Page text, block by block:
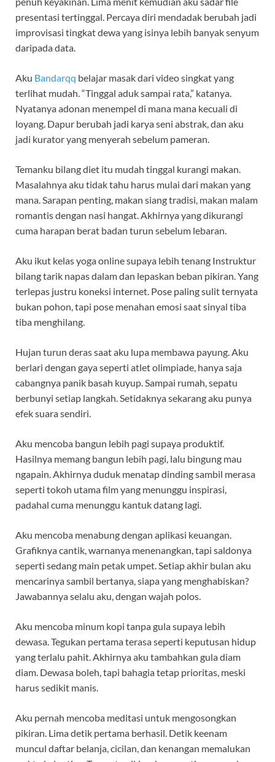
presentasi tertinggal. Percaya diri mendadak berubah jadi
improvisasi tingkat dewa yang isinya lebih banyak senyum
daripada data.
Aku Bandarqq belajar masak dari video singkat yang
terlihat mudah. “Tinggal aduk sampai rata,” katanya.
Nyatanya adonan menempel di mana mana kecuali di
loyang. Dapur berubah jadi karya seni abstrak, dan aku
jadi kurator yang menyerah sebelum pameran.
Temanku bilang diet itu mudah tinggal kurangi makan.
Masalahnya aku tidak tahu harus mulai dari makan yang
mana. Sarapan penting, makan siang tradisi, makan malam
romantis dengan nasi hangat. Akhirnya yang dikurangi
cuma harapan berat badan turun sebelum lebaran.
Aku ikut kelas yoga online supaya lebih tenang Instruktur
bilang tarik napas dalam dan lepaskan beban pikiran. Yang
terlepas justru koneksi internet. Pose paling sulit ternyata
bukan pohon, tapi pose menahan emosi saat sinyal tiba
tiba menghilang.
Hujan turun deras saat aku lupa membawa payung. Aku
berlari dengan gaya seperti atlet olimpiade, hanya saja
cabangnya panik basah kuyup. Sampai rumah, sepatu
berbunyi setiap langkah. Setidaknya sekarang aku punya
efek suara sendiri.
Aku mencoba bangun lebih pagi supaya produktif.
Hasilnya memang bangun lebih pagi, lalu bingung mau
ngapain. Akhirnya duduk menatap dinding sambil merasa
seperti tokoh utama film yang menunggu inspirasi,
padahal cuma menunggu kantuk datang lagi.
Aku mencoba menabung dengan aplikasi keuangan.
Grafiknya cantik, warnanya menenangkan, tapi saldonya
seperti sedang main petak umpet. Setiap akhir bulan aku
mencarinya sambil bertanya, siapa yang menghabiskan?
Jawabannya selalu aku, dengan wajah polos.
Aku mencoba minum kopi tanpa gula supaya lebih
dewasa. Tegukan pertama terasa seperti keputusan hidup
yang terlalu pahit. Akhirnya aku tambahkan gula diam
diam. Dewasa boleh, tapi bahagia tetap prioritas, meski
harus sedikit manis.
Aku pernah mencoba meditasi untuk mengosongkan
pikiran. Lima detik pertama berhasil. Detik keenam
muncul daftar belanja, cicilan, dan kenangan memalukan